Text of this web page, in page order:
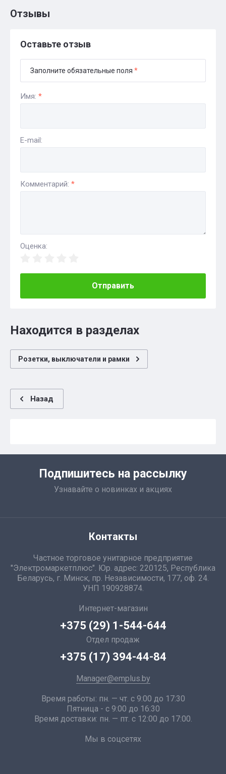
Отзывы
Оставьте отзыв
Заполните обязательные поля *
Имя: *
E-mail:
Комментарий: *
Оценка:
Отправить
Находится в разделах
Розетки, выключатели и рамки
Назад
Подпишитесь на рассылку
Узнавайте о новинках и акциях
Контакты
Частное торговое унитарное предприятие
"Электромаркетплюс". Юр. адрес: 220125, Республика
Беларусь, г. Минск, пр. Независимости, 177, оф. 24.
УНП 190928874.
Интернет-магазин
+375 (29) 1-544-644
Отдел продаж
+375 (17) 394-44-84
Manager@emplus.by
Время работы: пн. — чт. с 9:00 до 17:30
Пятница - с 9:00 до 16:30
Время доставки: пн. — пт. с 12:00 до 17:00.
Мы в соцсетях